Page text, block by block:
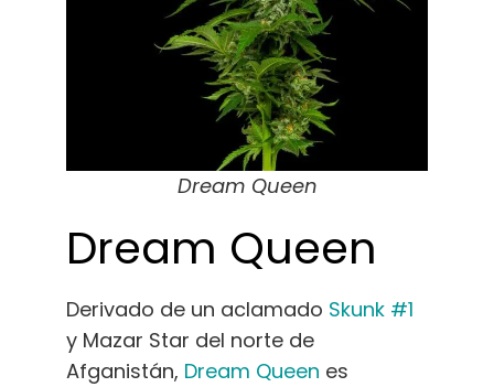
Dream Queen
Dream Queen
Derivado de un aclamado Skunk #1
y Mazar Star del norte de
Afganistán, Dream Queen es